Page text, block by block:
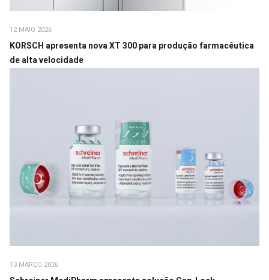
12 MAIO 2026
KORSCH apresenta nova XT 300 para produção farmacêutica
de alta velocidade
13 MARÇO 2026